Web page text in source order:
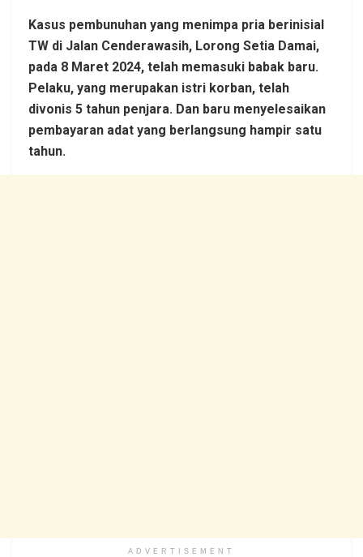
Kasus pembunuhan yang menimpa pria berinisial
TW di Jalan Cenderawasih, Lorong Setia Damai,
pada 8 Maret 2024, telah memasuki babak baru.
Pelaku, yang merupakan istri korban, telah
divonis 5 tahun penjara. Dan baru menyelesaikan
pembayaran adat yang berlangsung hampir satu
tahun.
ADVERTISEMENT